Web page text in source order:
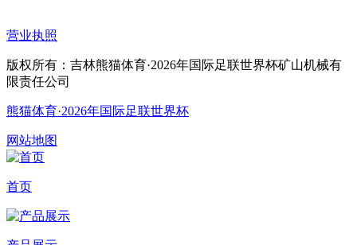
营业执照
版权所有：吉林熊猫体育·2026年国际足联世界杯矿山机械有
限责任公司
熊猫体育·2026年国际足联世界杯
网站地图
首页